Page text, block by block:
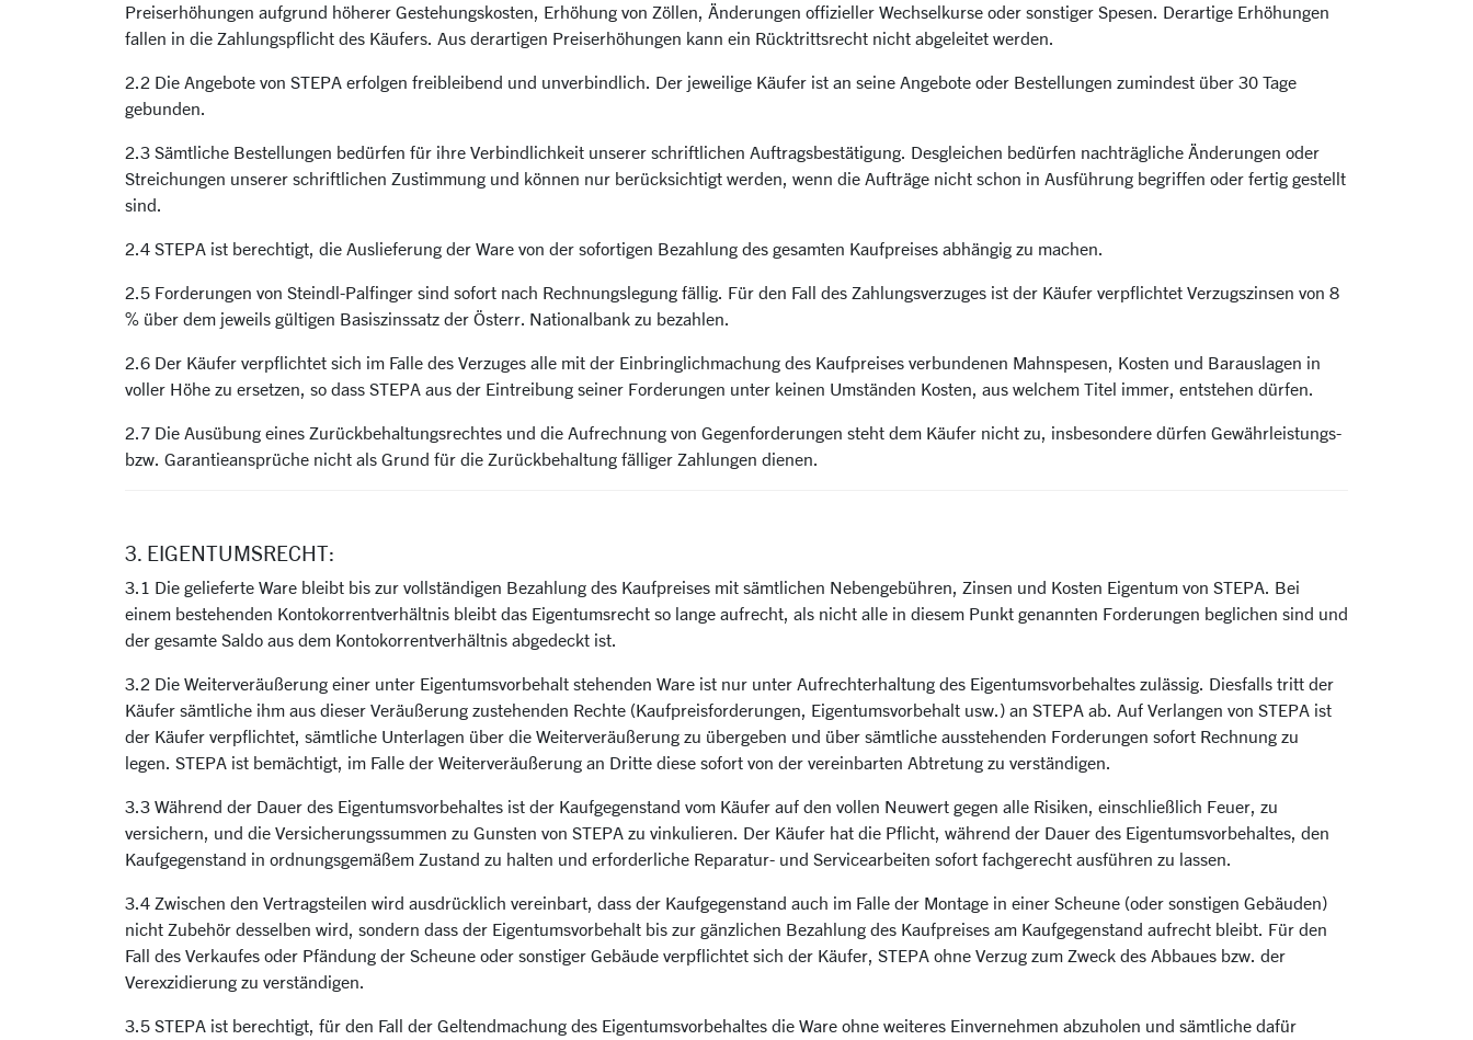
Preiserhöhungen aufgrund höherer Gestehungskosten, Erhöhung von Zöllen, Änderungen offizieller Wechselkurse oder sonstiger Spesen. Derartige Erhöhungen
fallen in die Zahlungspflicht des Käufers. Aus derartigen Preiserhöhungen kann ein Rücktrittsrecht nicht abgeleitet werden.
2.2 Die Angebote von STEPA erfolgen freibleibend und unverbindlich. Der jeweilige Käufer ist an seine Angebote oder Bestellungen zumindest über 30 Tage
gebunden.
2.3 Sämtliche Bestellungen bedürfen für ihre Verbindlichkeit unserer schriftlichen Auftragsbestätigung. Desgleichen bedürfen nachträgliche Änderungen oder
Streichungen unserer schriftlichen Zustimmung und können nur berücksichtigt werden, wenn die Aufträge nicht schon in Ausführung begriffen oder fertig gestellt
sind.
2.4 STEPA ist berechtigt, die Auslieferung der Ware von der sofortigen Bezahlung des gesamten Kaufpreises abhängig zu machen.
2.5 Forderungen von Steindl-Palfinger sind sofort nach Rechnungslegung fällig. Für den Fall des Zahlungsverzuges ist der Käufer verpflichtet Verzugszinsen von 8
% über dem jeweils gültigen Basiszinssatz der Österr. Nationalbank zu bezahlen.
2.6 Der Käufer verpflichtet sich im Falle des Verzuges alle mit der Einbringlichmachung des Kaufpreises verbundenen Mahnspesen, Kosten und Barauslagen in
voller Höhe zu ersetzen, so dass STEPA aus der Eintreibung seiner Forderungen unter keinen Umständen Kosten, aus welchem Titel immer, entstehen dürfen.
2.7 Die Ausübung eines Zurückbehaltungsrechtes und die Aufrechnung von Gegenforderungen steht dem Käufer nicht zu, insbesondere dürfen Gewährleistungs-
bzw. Garantieansprüche nicht als Grund für die Zurückbehaltung fälliger Zahlungen dienen.
3. EIGENTUMSRECHT:
3.1 Die gelieferte Ware bleibt bis zur vollständigen Bezahlung des Kaufpreises mit sämtlichen Nebengebühren, Zinsen und Kosten Eigentum von STEPA. Bei
einem bestehenden Kontokorrentverhältnis bleibt das Eigentumsrecht so lange aufrecht, als nicht alle in diesem Punkt genannten Forderungen beglichen sind und
der gesamte Saldo aus dem Kontokorrentverhältnis abgedeckt ist.
3.2 Die Weiterveräußerung einer unter Eigentumsvorbehalt stehenden Ware ist nur unter Aufrechterhaltung des Eigentumsvorbehaltes zulässig. Diesfalls tritt der
Käufer sämtliche ihm aus dieser Veräußerung zustehenden Rechte (Kaufpreisforderungen, Eigentumsvorbehalt usw.) an STEPA ab. Auf Verlangen von STEPA ist
der Käufer verpflichtet, sämtliche Unterlagen über die Weiterveräußerung zu übergeben und über sämtliche ausstehenden Forderungen sofort Rechnung zu
legen. STEPA ist bemächtigt, im Falle der Weiterveräußerung an Dritte diese sofort von der vereinbarten Abtretung zu verständigen.
3.3 Während der Dauer des Eigentumsvorbehaltes ist der Kaufgegenstand vom Käufer auf den vollen Neuwert gegen alle Risiken, einschließlich Feuer, zu
versichern, und die Versicherungssummen zu Gunsten von STEPA zu vinkulieren. Der Käufer hat die Pflicht, während der Dauer des Eigentumsvorbehaltes, den
Kaufgegenstand in ordnungsgemäßem Zustand zu halten und erforderliche Reparatur- und Servicearbeiten sofort fachgerecht ausführen zu lassen.
3.4 Zwischen den Vertragsteilen wird ausdrücklich vereinbart, dass der Kaufgegenstand auch im Falle der Montage in einer Scheune (oder sonstigen Gebäuden)
nicht Zubehör desselben wird, sondern dass der Eigentumsvorbehalt bis zur gänzlichen Bezahlung des Kaufpreises am Kaufgegenstand aufrecht bleibt. Für den
Fall des Verkaufes oder Pfändung der Scheune oder sonstiger Gebäude verpflichtet sich der Käufer, STEPA ohne Verzug zum Zweck des Abbaues bzw. der
Verexzidierung zu verständigen.
3.5 STEPA ist berechtigt, für den Fall der Geltendmachung des Eigentumsvorbehaltes die Ware ohne weiteres Einvernehmen abzuholen und sämtliche dafür